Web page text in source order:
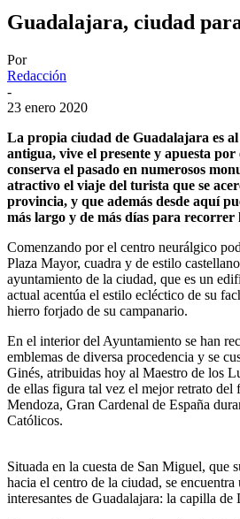
Guadalajara, ciudad
Por
Redacción
-
23 enero 2020
La propia ciudad de Guadalajara es
antigua, vive el presente y apuesta
conserva el pasado en numerosos
atractivo el viaje del turista que se
provincia, y que además desde aquí
más largo y de más días para recorrer
Comenzando por el centro neurálgico
Plaza Mayor, cuadra y de estilo
ayuntamiento de la ciudad, que es un
actual acentúa el estilo ecléctico de su
hierro forjado de su campanario.
En el interior del Ayuntamiento se han
emblemas de diversa procedencia y se
Ginés, atribuidas hoy al Maestro de los
de ellas figura tal vez el mejor retrato del
Mendoza, Gran Cardenal de España
Católicos.
Situada en la cuesta de San Miguel, que
hacia el centro de la ciudad, se
interesantes de Guadalajara: la capilla de